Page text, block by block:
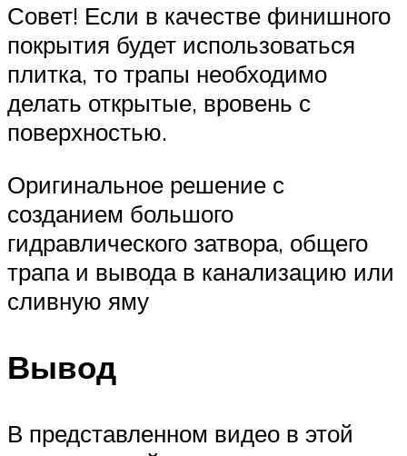
Совет! Если в качестве финишного
покрытия будет использоваться
плитка, то трапы необходимо
делать открытые, вровень с
поверхностью.
Оригинальное решение с
созданием большого
гидравлического затвора, общего
трапа и вывода в канализацию или
сливную яму
Вывод
В представленном видео в этой